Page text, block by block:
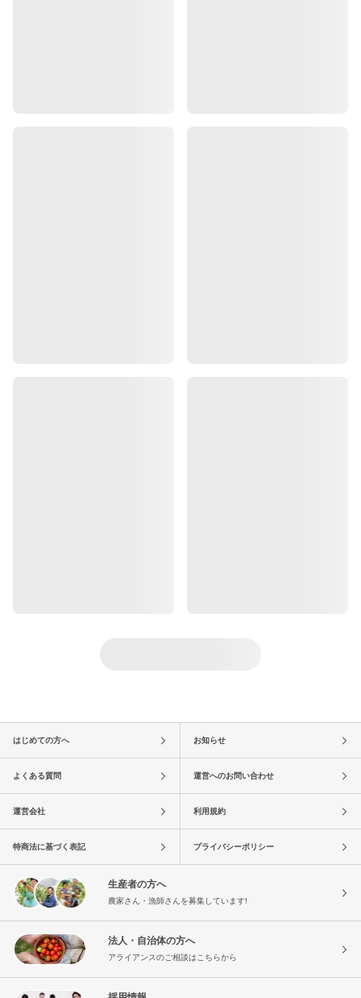
はじめての方へ お知らせ
よくある質問 運営へのお問い合わせ
運営会社 利用規約
特商法に基づく表記 プライバシーポリシー
生産者の方へ
農家さん・漁師さんを募集しています!
法人・自治体の方へ
アライアンスのご相談はこちらから